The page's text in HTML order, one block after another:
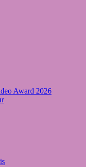
Award 2026